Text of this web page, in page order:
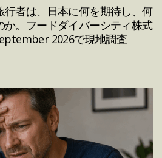
者は、日本に何を期待し、何
か。フードダイバーシティ株式
2026で現地調査